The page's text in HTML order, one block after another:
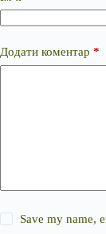
Додати коментар *
Save my name,